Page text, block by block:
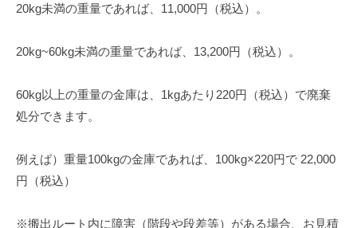
20kg未満の重量であれば、11,000円（税込）。
20kg~60kg未満の重量であれば、13,200円（税込）。
60kg以上の重量の金庫は、1kgあたり220円（税込）で廃棄
処分できます。
例えば）重量100kgの金庫であれば、100kg×220円で 22,000
円（税込）
※搬出ルート内に障害（階段や段差等）がある場合、お見積